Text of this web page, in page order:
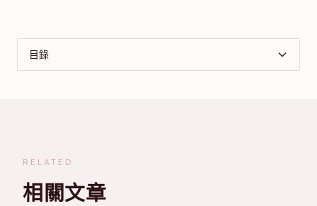
目錄
RELATED
相關文章